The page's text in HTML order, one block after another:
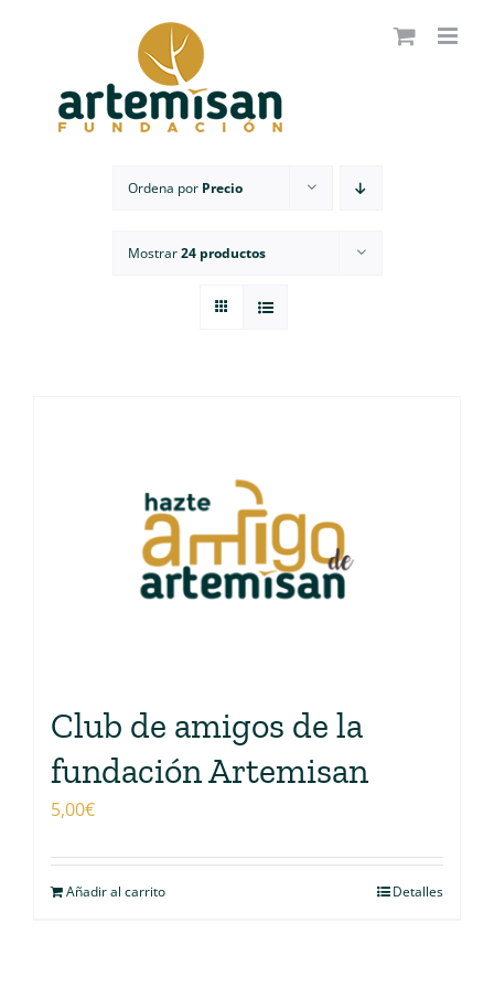
Ordena por Precio
Mostrar24 productos
Club de amigos de la
fundación Artemisan
5,00€
Añadir al carrito Detalles